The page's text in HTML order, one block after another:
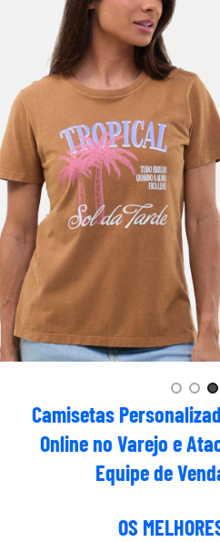
Slide 4 of 4
Camisetas
Online no Varejo e
Equipe de
OS